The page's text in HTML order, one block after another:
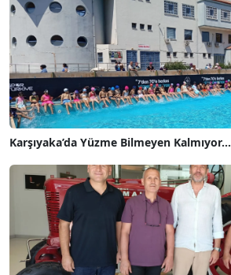
Karşıyaka’da Yüzme Bilmeyen Kalmıyor...